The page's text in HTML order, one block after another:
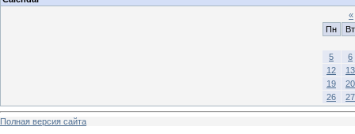
«
Пн
Вт
5
6
12
13
19
20
26
27
Полная версия сайта